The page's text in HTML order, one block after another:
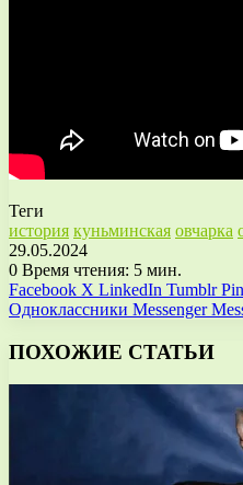
Теги
история куньминская овчарка
29.05.2024
0 Время чтения: 5 мин.
Facebook X LinkedIn Tumblr
Одноклассники Messenger
ПОХОЖИЕ СТАТЬИ